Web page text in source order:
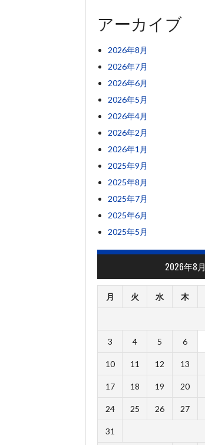
アーカイブ
2026年8月
2026年7月
2026年6月
2026年5月
2026年4月
2026年2月
2026年1月
2025年9月
2025年8月
2025年7月
2025年6月
2025年5月
2026年8月
月 火 水 木
3 4 5 6
10 11 12 13
17 18 19 20
24 25 26 27
31